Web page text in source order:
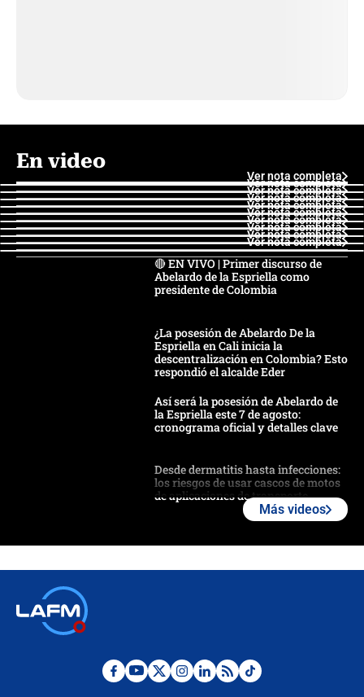
En video
Ver nota completa
Ver nota completa
Ver nota completa
Ver nota completa
Ver nota completa
Ver nota completa
Ver nota completa
Ver nota completa
Ver nota completa
Ver nota completa
🔴 EN VIVO | Primer discurso de
Abelardo de la Espriella como
presidente de Colombia
¿La posesión de Abelardo De la
Espriella en Cali inicia la
descentralización en Colombia? Esto
respondió el alcalde Eder
Así será la posesión de Abelardo de
la Espriella este 7 de agosto:
cronograma oficial y detalles clave
Desde dermatitis hasta infecciones:
los riesgos de usar cascos de motos
de aplicaciones de transporte
Posesión de Abelardo De La Espriella
Más videos